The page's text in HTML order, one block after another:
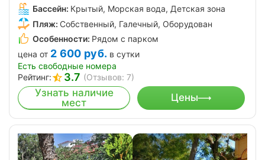
Бассейн: Крытый, Морская вода, Детская зона
Пляж: Собственный, Галечный, Оборудован
Особенности: Рядом с парком
цена от 2 600 руб. в сутки
Есть свободные номера
Рейтинг:
3.7 (Отзывов: 7)
Узнать наличие
мест
Цены